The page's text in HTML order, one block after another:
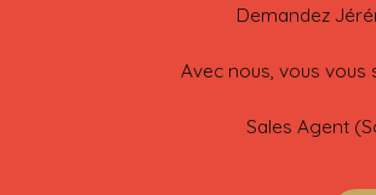
Demandez
Avec nous, vous vous
Sales Agent